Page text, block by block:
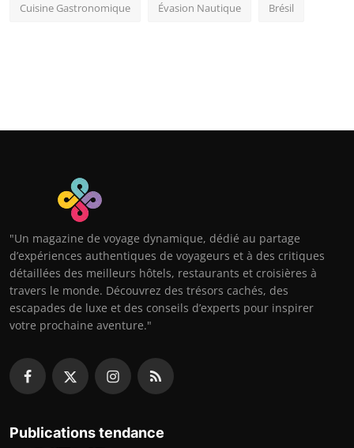
Cuisine Gastronomique Évasion Nautique Brésil
"Un magazine de voyage dynamique, dédié au partage
d’expériences authentiques de voyageurs et à des critiques
détaillées des meilleurs hôtels, restaurants et croisières à
travers le monde. Découvrez des trésors cachés, des
escapades de luxe et des conseils d’experts pour inspirer
votre prochaine aventure."
Publications tendance